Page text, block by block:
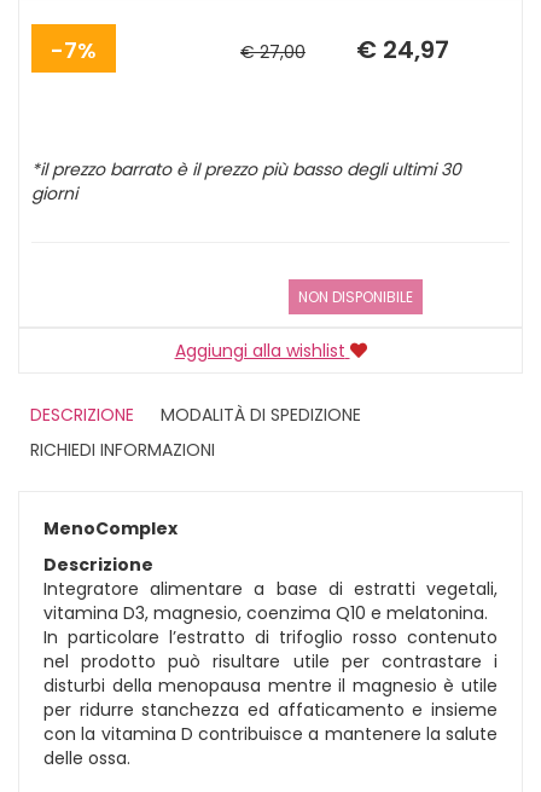
7% € 27,00
scontato
€ 24,97
*il prezzo barrato è il prezzo più basso degli ultimi 30
giorni
NON DISPONIBILE
Aggiungi alla wishlist
DESCRIZIONE
MODALITÀ DI SPEDIZIONE
RICHIEDI INFORMAZIONI
MenoComplex
Descrizione
Integratore alimentare a base di estratti vegetali,
vitamina D3, magnesio, coenzima Q10 e melatonina.
In particolare l’estratto di trifoglio rosso contenuto
nel prodotto può risultare utile per contrastare i
disturbi della menopausa mentre il magnesio è utile
per ridurre stanchezza ed affaticamento e insieme
con la vitamina D contribuisce a mantenere la salute
delle ossa.